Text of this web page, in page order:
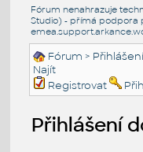
Fórum nenahrazuje
Studio) - přímá podpora
Fórum >
Najít
Registrovat
Přihlášení